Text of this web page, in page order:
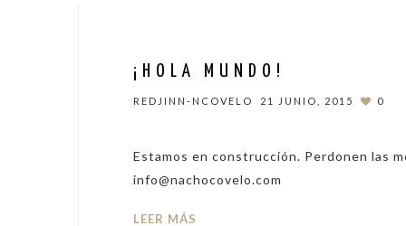
¡HOLA MUNDO!
REDJINN-NCOVELO 21 JUNIO, 2015 0
Estamos en construcción. Perdonen las
info@nachocovelo.com
LEER MÁS